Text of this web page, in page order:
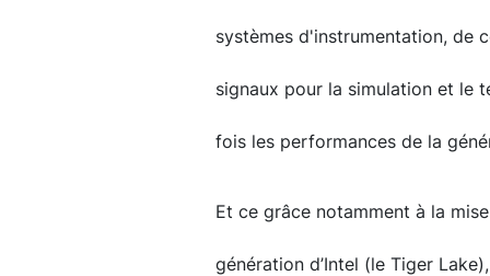
systèmes d'instrumentation, de
signaux pour la simulation et le
fois les performances de la
Et ce grâce notamment à la
génération d’Intel (le Tiger